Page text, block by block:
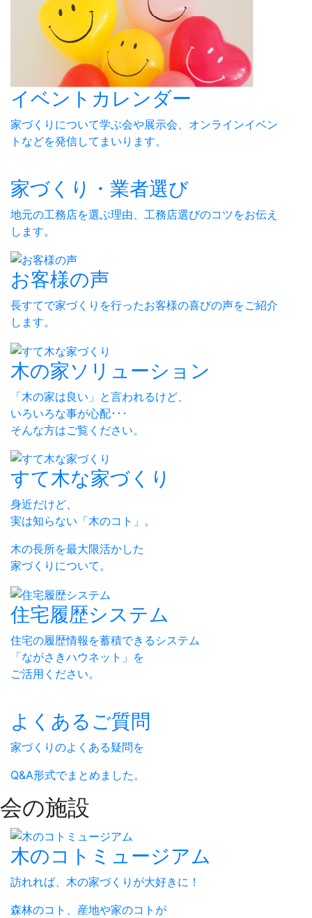
イベントカレンダー
家づくりについて学ぶ会や展示会、オンラインイベン
トなどを発信してまいります。
家づくり・業者選び
地元の工務店を選ぶ理由、工務店選びのコツをお伝え
します。
お客様の声
長すてで家づくりを行ったお客様の喜びの声をご紹介
します。
木の家ソリューション
「木の家は良い」と言われるけど、
いろいろな事が心配･･･
そんな方はご覧ください。
すて木な家づくり
身近だけど、
実は知らない「木のコト」。
木の長所を最大限活かした
家づくりについて。
住宅履歴システム
住宅の履歴情報を蓄積できるシステム
「ながさきハウネット」を
ご活用ください。
よくあるご質問
家づくりのよくある疑問を
Q&A形式でまとめました。
会の施設
木のコトミュージアム
訪れれば、木の家づくりが大好きに！
森林のコト、産地や家のコトが